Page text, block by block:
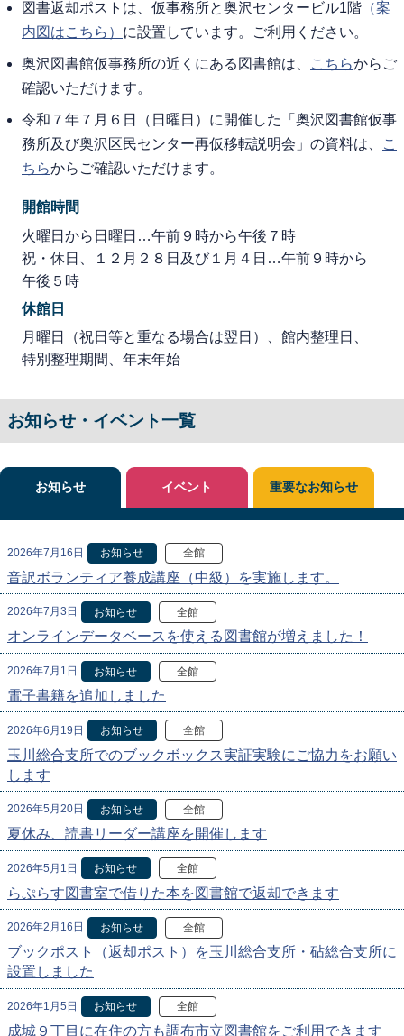
図書返却ポストは、仮事務所と奥沢センタービル1階 （案
内図はこちら） に設置しています。ご利用ください。
奥沢図書館仮事務所の近くにある図書館は、 こちらからご
確認いただけます。
令和７年７月６日（日曜日）に開催した「奥沢図書館仮事
務所及び奥沢区民センター再仮移転説明会」の資料は、
こ
ちらからご確認いただけます。
開館時間
火曜日から日曜日…午前９時から午後７時
祝・休日、１２月２８日及び１月４日…午前９時から
午後５時
休館日
月曜日（祝日等と重なる場合は翌日）、館内整理日、
特別整理期間、年末年始
お知らせ・イベント一覧
お知らせ
2026年7月16日 お知らせ 全館
音訳ボランティア養成講座（中級）を実施します。
2026年7月3日 お知らせ 全館
オンラインデータベースを使える図書館が増えました！
2026年7月1日 お知らせ 全館
電子書籍を追加しました
2026年6月19日 お知らせ 全館
玉川総合支所でのブックボックス実証実験にご協力をお願い
します
2026年5月20日 お知らせ 全館
夏休み、読書リーダー講座を開催します
2026年5月1日 お知らせ 全館
らぷらす図書室で借りた本を図書館で返却できます
2026年2月16日 お知らせ 全館
ブックポスト（返却ポスト）を玉川総合支所・砧総合支所に
設置しました
2026年1月5日 お知らせ 全館
成城９丁目に在住の方も調布市立図書館をご利用できます
イベント 重要なお知らせ